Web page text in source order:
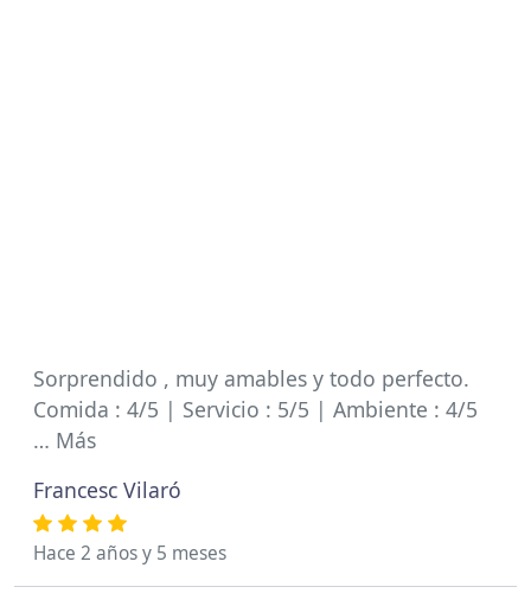
Sorprendido , muy amables y todo perfecto.
Comida : 4/5 | Servicio : 5/5 | Ambiente : 4/5
… Más
Francesc Vilaró
Hace 2 años y 5 meses